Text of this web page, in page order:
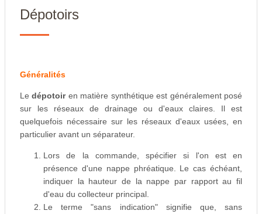
Dépotoirs
Généralités
Ledépotoiren matière synthétique est généralement posé
sur les réseaux de drainage ou d'eaux claires. Il est
quelquefois nécessaire sur les réseaux d'eaux usées, en
particulier avant un séparateur.
Lors de la commande, spécifier si l'on est en
présence d'une nappe phréatique. Le cas échéant,
indiquer la hauteur de la nappe par rapport au fil
d'eau du collecteur principal.
Le terme "sans indication" signifie que, sans